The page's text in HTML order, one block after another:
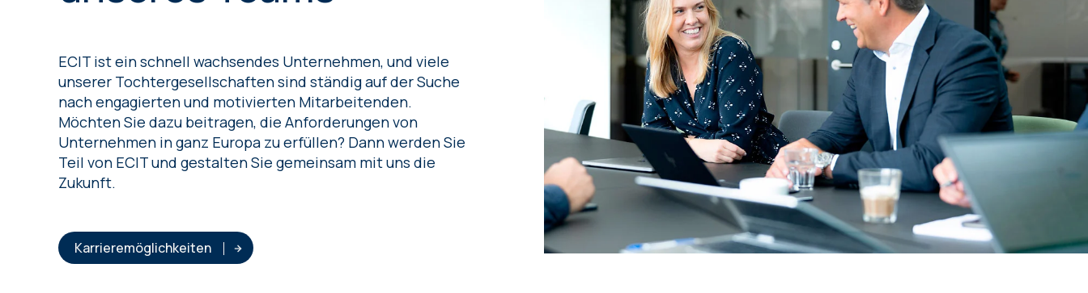
ECIT ist ein schnell wachsendes Unternehmen, und viele
unserer Tochtergesellschaften sind ständig auf der Suche
nach engagierten und motivierten Mitarbeitenden.
Möchten Sie dazu beitragen, die Anforderungen von
Unternehmen in ganz Europa zu erfüllen? Dann werden Sie
Teil von ECIT und gestalten Sie gemeinsam mit uns die
Zukunft.
Karrieremöglichkeiten